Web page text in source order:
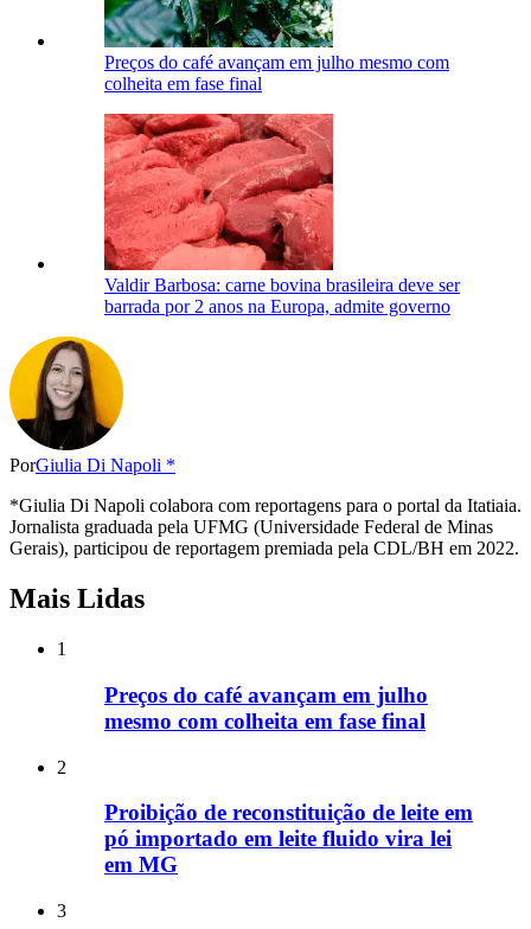
Preços do café avançam em julho mesmo com
colheita em fase final
Valdir Barbosa: carne bovina brasileira deve ser
barrada por 2 anos na Europa, admite governo
PorGiulia Di Napoli *
*Giulia Di Napoli colabora com reportagens para o portal da Itatiaia.
Jornalista graduada pela UFMG (Universidade Federal de Minas
Gerais), participou de reportagem premiada pela CDL/BH em 2022.
Mais Lidas
1
Preços do café avançam em julho
mesmo com colheita em fase final
2
Proibição de reconstituição de leite em
pó importado em leite fluido vira lei
em MG
3